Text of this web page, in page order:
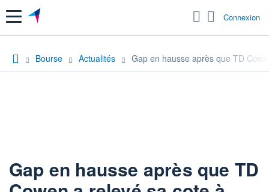
Menu Connexion
Bourse Actualités Gap en hausse après que TD
Gap en hausse après que TD